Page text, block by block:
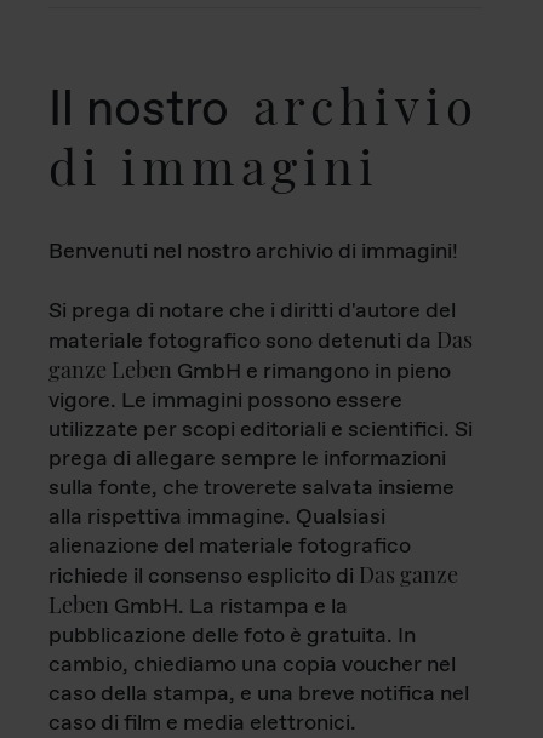
Il nostro archivio
di immagini
Benvenuti nel nostro archivio di immagini!
Si prega di notare che i diritti d'autore del
materiale fotografico sono detenuti da Das
ganze Leben GmbH e rimangono in pieno
vigore. Le immagini possono essere
utilizzate per scopi editoriali e scientifici. Si
prega di allegare sempre le informazioni
sulla fonte, che troverete salvata insieme
alla rispettiva immagine. Qualsiasi
alienazione del materiale fotografico
richiede il consenso esplicito di Das ganze
Leben GmbH. La ristampa e la
pubblicazione delle foto è gratuita. In
cambio, chiediamo una copia voucher nel
caso della stampa, e una breve notifica nel
caso di film e media elettronici.